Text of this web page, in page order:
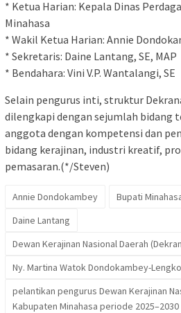
* Ketua Harian: Kepala Dinas
Minahasa
* Wakil Ketua Harian: Annie
* Sekretaris: Daine Lantang, SE, MAP
* Bendahara: Vini V.P. Wantalangi, SE
Selain pengurus inti, struktur
dilengkapi dengan sejumlah bidang
anggota dengan kompetensi dan
bidang kerajinan, industri kreatif,
pemasaran.(*/Steven)
Annie Dondokambey
Bupati
Daine Lantang
Dewan Kerajinan Nasional Daerah
Ny. Martina Watok Dondokambey-
pelantikan pengurus Dewan Kerajinan
Kabupaten Minahasa periode 2025–2030